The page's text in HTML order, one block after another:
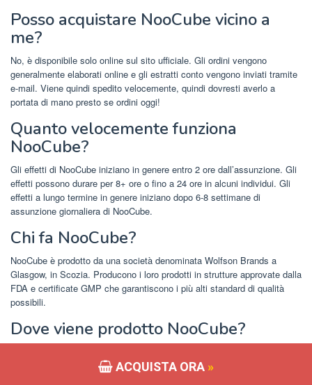
Posso acquistare NooCube vicino a
me?
No, è disponibile solo online sul sito ufficiale. Gli ordini vengono
generalmente elaborati online e gli estratti conto vengono inviati tramite
e-mail. Viene quindi spedito velocemente, quindi dovresti averlo a
portata di mano presto se ordini oggi!
Quanto velocemente funziona
NooCube?
Gli effetti di NooCube iniziano in genere entro 2 ore dall’assunzione. Gli
effetti possono durare per 8+ ore o fino a 24 ore in alcuni individui. Gli
effetti a lungo termine in genere iniziano dopo 6-8 settimane di
assunzione giornaliera di NooCube.
Chi fa NooCube?
NooCube è prodotto da una società denominata Wolfson Brands a
Glasgow, in Scozia. Producono i loro prodotti in strutture approvate dalla
FDA e certificate GMP che garantiscono i più alti standard di qualità
possibili.
Dove viene prodotto NooCube?
Unito. Anche i loro impianti di produzione approvati dalla FDA e
ACQUISTA ORA »